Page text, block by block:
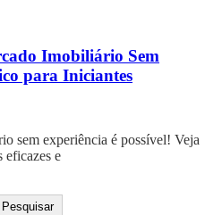
Imobiliário Sem
para Iniciantes
sem experiência é possível! Veja
eficazes e
Pesquisar